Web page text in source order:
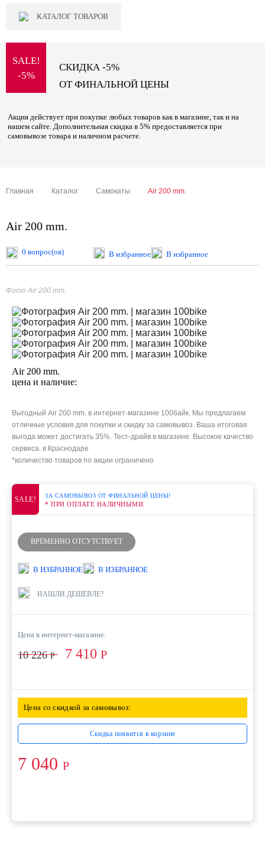
КАТАЛОГ ТОВАРОВ
SALE!
-5%
СКИДКА -5%
ОТ ФИНАЛЬНОЙ ЦЕНЫ
Акция действует при покупке любых товаров как в магазине, так и на
нашем сайте. Дополнительная скидка в 5% предоставляется при
самовывозе товара и наличном расчете.
Главная Каталог Самокаты Air 200 mm.
Air 200 mm.
0 вопрос(ов) В избранное В избранное
Фото Air 200 mm.
Air 200 mm.
цена и наличие:
Выгодный Air 200 mm. в интернет-магазине 100байк. Мы предлагаем
отличные условия для покупки и скидку за самовывоз. Ваша итоговая
выгода может достигать 35%. Тест-драйв в магазине. Высокое качество
сервиса. в Краснодаре
*количество товаров по акции ограничено
SALE! ЗА САМОВЫВОЗ ОТ ФИНАЛЬНОЙ ЦЕНЫ!
* ПРИ ОПЛАТЕ НАЛИЧНЫМИ
ВРЕМЕННО ОТСУТСТВУЕТ
В ИЗБРАННОЕ В ИЗБРАННОЕ
НАШЛИ ДЕШЕВЛЕ?
Цена в интернет-магазине:
10 226Р 7 410 Р
Цена со скидкой за самовывоз:
Скидка появится в корзине
7 040 Р